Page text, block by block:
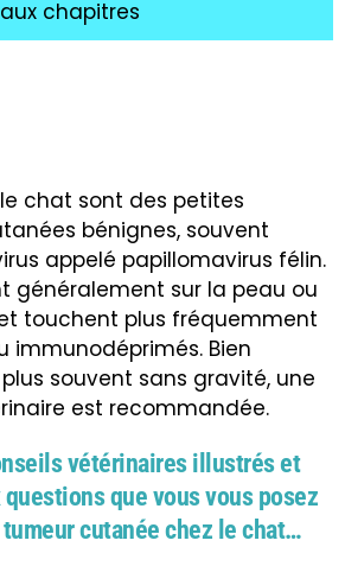
chapitres
chat sont des petites
bénignes, souvent
appelé papillomavirus félin.
généralement sur la peau ou
touchent plus fréquemment
immunodéprimés. Bien
souvent sans gravité, une
est recommandée.
vétérinaires illustrés et
que vous vous posez
cutanée chez le chat…